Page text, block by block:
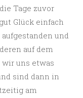
Tage zuvor
Glück einfach
und
auf dem
wir uns etwas
sind dann in
am